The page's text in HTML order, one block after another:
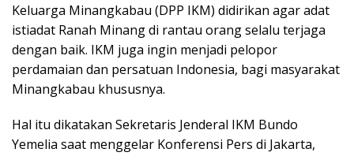
Keluarga Minangkabau (DPP IKM) didirikan agar adat
istiadat Ranah Minang di rantau orang selalu terjaga
dengan baik. IKM juga ingin menjadi pelopor
perdamaian dan persatuan Indonesia, bagi masyarakat
Minangkabau khususnya.
Hal itu dikatakan Sekretaris Jenderal IKM Bundo
Yemelia saat menggelar Konferensi Pers di Jakarta,